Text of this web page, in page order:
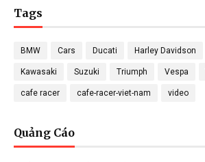
Tags
BMW Cars Ducati Harley Davidson
Kawasaki Suzuki Triumph Vespa
cafe racer cafe-racer-viet-nam video
Quảng Cáo